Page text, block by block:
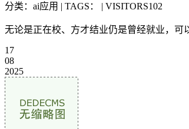
分类：ai应用 | TAGS： | VISITORS102
无论是正在校、方才结业仍是曾经就业，
17
08
2025